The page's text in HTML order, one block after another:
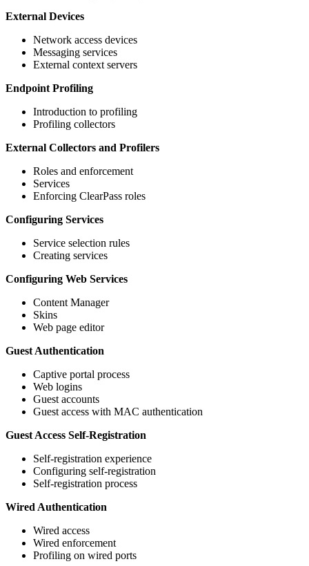
External Devices
Network access devices
Messaging services
External context servers
Endpoint Profiling
Introduction to profiling
Profiling collectors
External Collectors and Profilers
Roles and enforcement
Services
Enforcing ClearPass roles
Configuring Services
Service selection rules
Creating services
Configuring Web Services
Content Manager
Skins
Web page editor
Guest Authentication
Captive portal process
Web logins
Guest accounts
Guest access with MAC authentication
Guest Access Self-Registration
Self-registration experience
Configuring self-registration
Self-registration process
Wired Authentication
Wired access
Wired enforcement
Profiling on wired ports